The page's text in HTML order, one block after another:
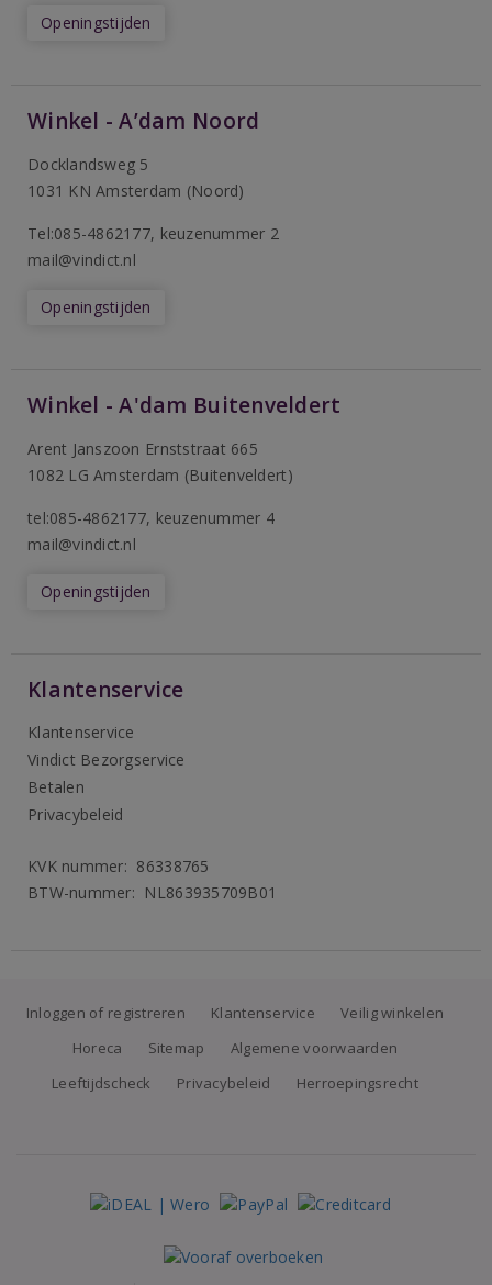
Openingstijden
Winkel - A’dam Noord
Docklandsweg 5
1031 KN Amsterdam (Noord)
Tel:085-4862177, keuzenummer 2
mail@vindict.nl
Openingstijden
Winkel - A'dam Buitenveldert
Arent Janszoon Ernststraat 665
1082 LG Amsterdam (Buitenveldert)
tel:085-4862177, keuzenummer 4
mail@vindict.nl
Openingstijden
Klantenservice
Klantenservice
Vindict Bezorgservice
Betalen
Privacybeleid
KVK nummer: 86338765
BTW-nummer: NL863935709B01
Inloggen of registreren Klantenservice
Veilig winkelen
Horeca
Sitemap
Algemene voorwaarden
Leeftijdscheck
Privacybeleid Herroepingsrecht